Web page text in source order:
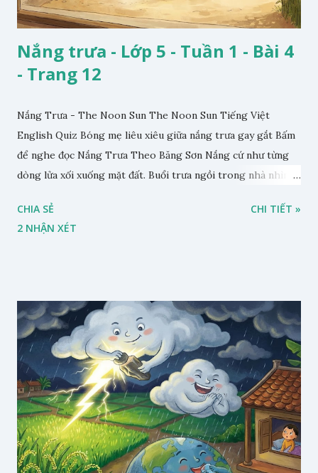
Nắng trưa - Lớp 5 - Tuần 1 - Bài 4
- Trang 12
Nắng Trưa - The Noon Sun The Noon Sun Tiếng Việt
English Quiz Bóng mẹ liêu xiêu giữa nắng trưa gay gắt Bấm
để nghe đọc Nắng Trưa Theo Băng Sơn Nắng cứ như từng
dòng lửa xối xuống mặt đất. Buổi trưa ngồi trong nhà nhìn
CHIA SẺ
2 NHẬN XÉT
CHI TIẾT »